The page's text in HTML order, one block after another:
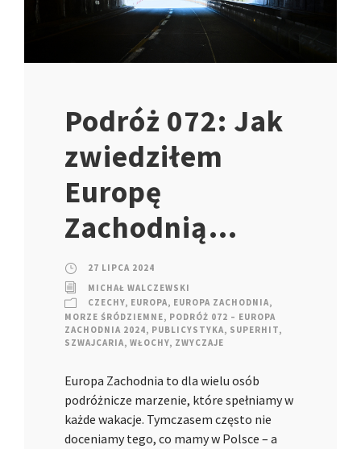
Podróż 072: Jak
zwiedziłem
Europę
Zachodnią…
27 LIPCA 2024
MICHAŁ WALCZEWSKI
CZECHY, EUROPA, EUROPA ZACHODNIA,
MORZE ŚRÓDZIEMNE, PODRÓŻ 072 – EUROPA
ZACHODNIA 2024, PUBLICYSTYKA, SUPERHIT,
SZWAJCARIA, WŁOCHY, ZWYCZAJE
Europa Zachodnia to dla wielu osób
podróżnicze marzenie, które spełniamy w
każde wakacje. Tymczasem często nie
doceniamy tego, co mamy w Polsce – a